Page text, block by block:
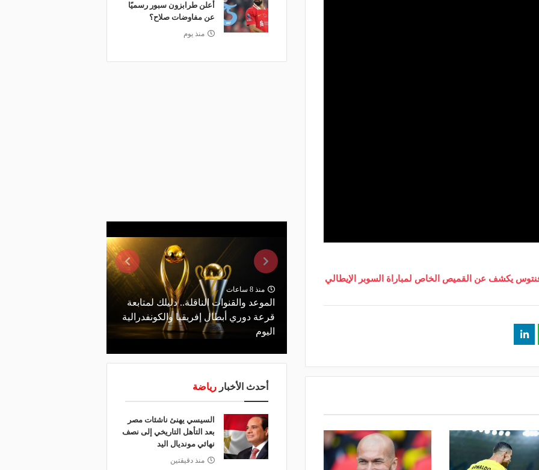
يكشف عن القميص الخاص لمباراة السوبر الإيطالي
أعلن طرابزون سبور رسميًا
عن مفاوضات صلاح؟
منذ يوم
منذ 8 ساعات
الموعد والقنوات الناقلة.. دليلك لمتابعة
قرعة دوري أبطال إفريقيا والكونفدرالية
اليوم
أحدث الأخبار رياضة
السيسي يهنئ ناشئات مصر
بعد التأهل التاريخي إلى نصف
نهائي مونديال اليد
منذ دقيقتين